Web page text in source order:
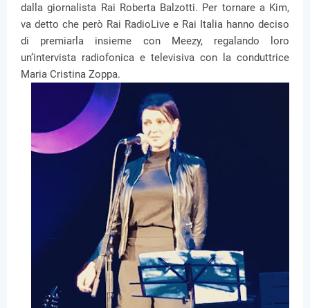
dalla giornalista Rai Roberta Balzotti. Per tornare a Kim,
va detto che però Rai RadioLive e Rai Italia hanno deciso
di premiarla insieme con Meezy, regalando loro
un’intervista radiofonica e televisiva con la conduttrice
Maria Cristina Zoppa.